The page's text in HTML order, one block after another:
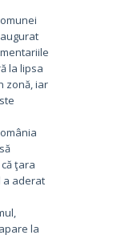
la lipsa
zonă, iar
ţara
a aderat
la